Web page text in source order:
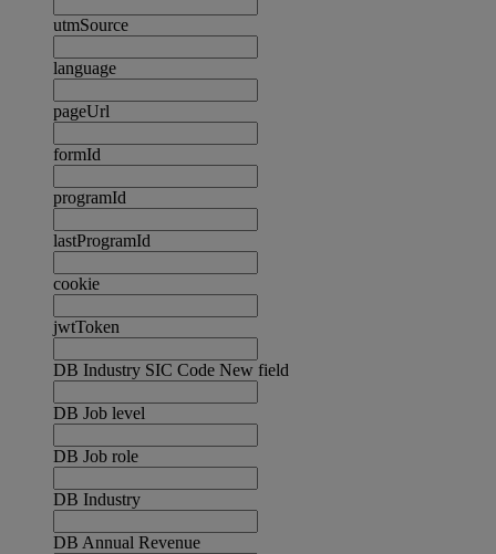
utmSource
language
pageUrl
formId
programId
lastProgramId
cookie
jwtToken
DB Industry SIC Code New field
DB Job level
DB Job role
DB Industry
DB Annual Revenue